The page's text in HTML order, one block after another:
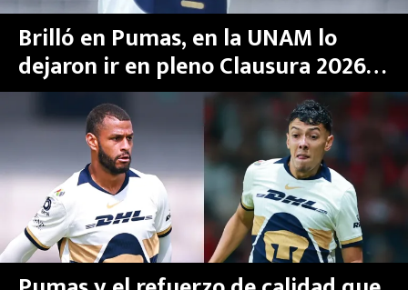
BOXEO
LIGA MX
Brilló en Pumas, en la UNAM lo
dejaron ir en pleno Clausura 2026 y
ahora alcanza un valor récord